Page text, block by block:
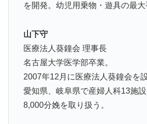
を開発。幼児用乗物・遊具の最大
山下守
医療法人葵鐘会 理事長
名古屋大学医学部卒業。
2007年12月に医療法人葵鐘会を設
愛知県、岐阜県で産婦人科13施
8,000分娩を取り扱う。